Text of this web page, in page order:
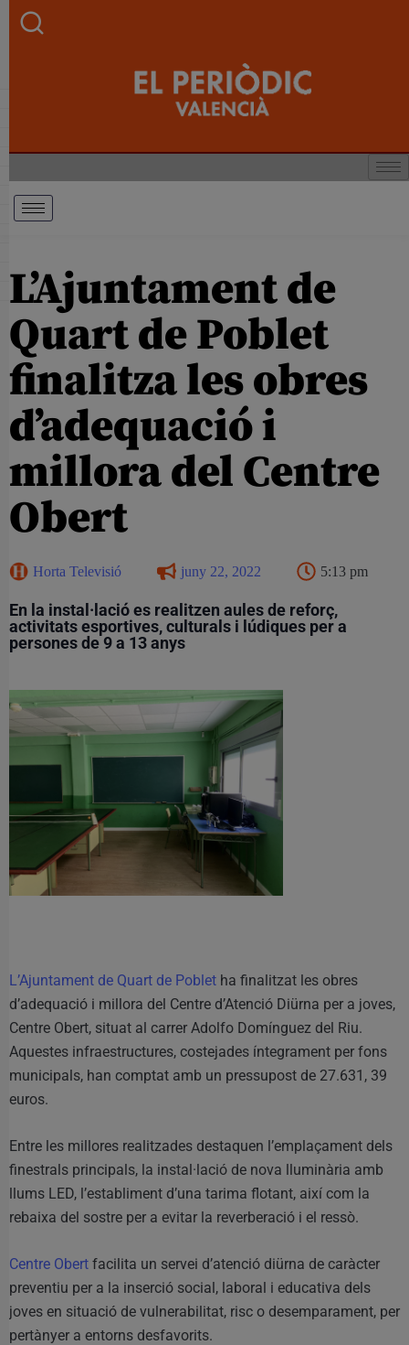
L’Ajuntament de
Quart de Poblet
finalitza les obres
d’adequació i
millora del Centre
Obert
Horta Televisió juny 22, 2022 5:13 pm
En la instal·lació es realitzen aules de reforç,
activitats esportives, culturals i lúdiques per a
persones de 9 a 13 anys
L’Ajuntament de Quart de Poblet ha finalitzat les obres
d’adequació i millora del Centre d’Atenció Diürna per a joves,
Centre Obert, situat al carrer Adolfo Domínguez del Riu.
Aquestes infraestructures, costejades íntegrament per fons
municipals, han comptat amb un pressupost de 27.631, 39
euros.
Entre les millores realitzades destaquen l’emplaçament dels
finestrals principals, la instal·lació de nova lluminària amb
llums LED, l’establiment d’una tarima flotant, així com la
rebaixa del sostre per a evitar la reverberació i el ressò.
Centre Obert facilita un servei d’atenció diürna de caràcter
preventiu per a la inserció social, laboral i educativa dels
joves en situació de vulnerabilitat, risc o desemparament, per
pertànyer a entorns desfavorits.